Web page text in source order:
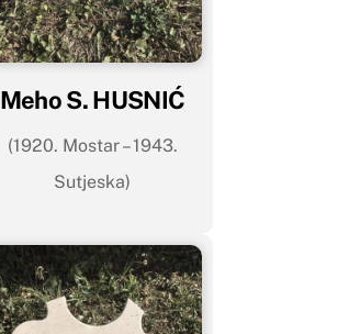
Meho S. HUSNIĆ
(1920. Mostar – 1943.
Sutjeska)